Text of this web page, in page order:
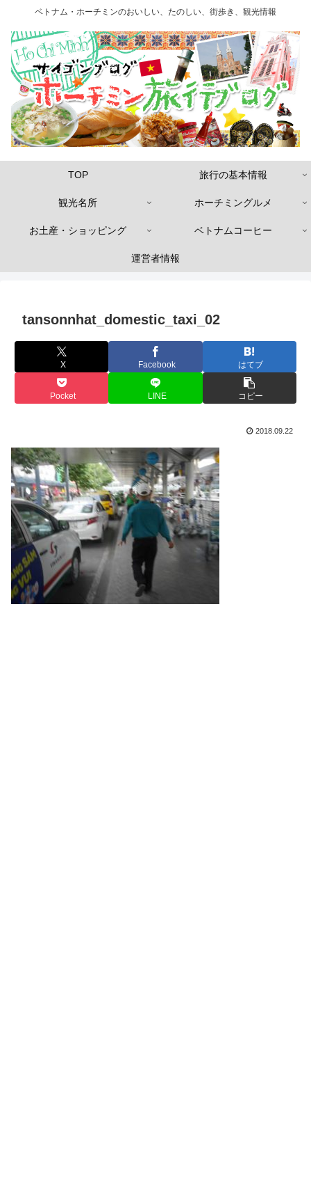
ベトナム・ホーチミンのおいしい、たのしい、街歩き、観光情報
TOP 旅行の基本情報
観光名所 ホーチミングルメ
お土産・ショッピング ベトナムコーヒー
運営者情報
tansonnhat_domestic_taxi_02
X Facebook はてブ
Pocket LINE コピー
2018.09.22